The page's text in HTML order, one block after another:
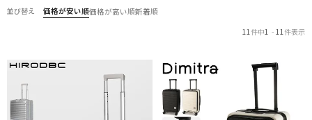
並び替え 価格が安い順価格が高い順新着順
11 件中1 - 11 件表示